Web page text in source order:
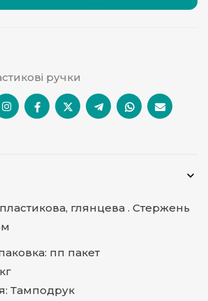
ручки
глянцева . Стержень
пп пакет
Тамподрук